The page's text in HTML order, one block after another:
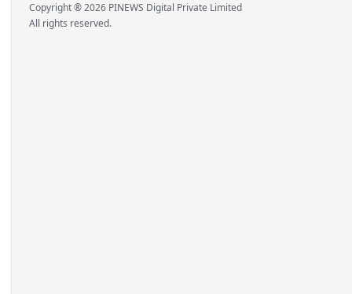
Copyright ®2026 PINEWS Digital Private Limited
All rights reserved.